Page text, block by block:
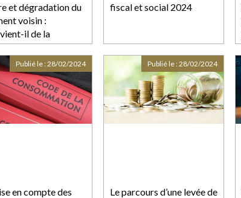
et dégradation du
voisin :
il de la
du
de
?
fiscal et social 2024
en compte des
Publié le :28/02/2024
Le parcours d’une levée de
Publié le :28/02/2024